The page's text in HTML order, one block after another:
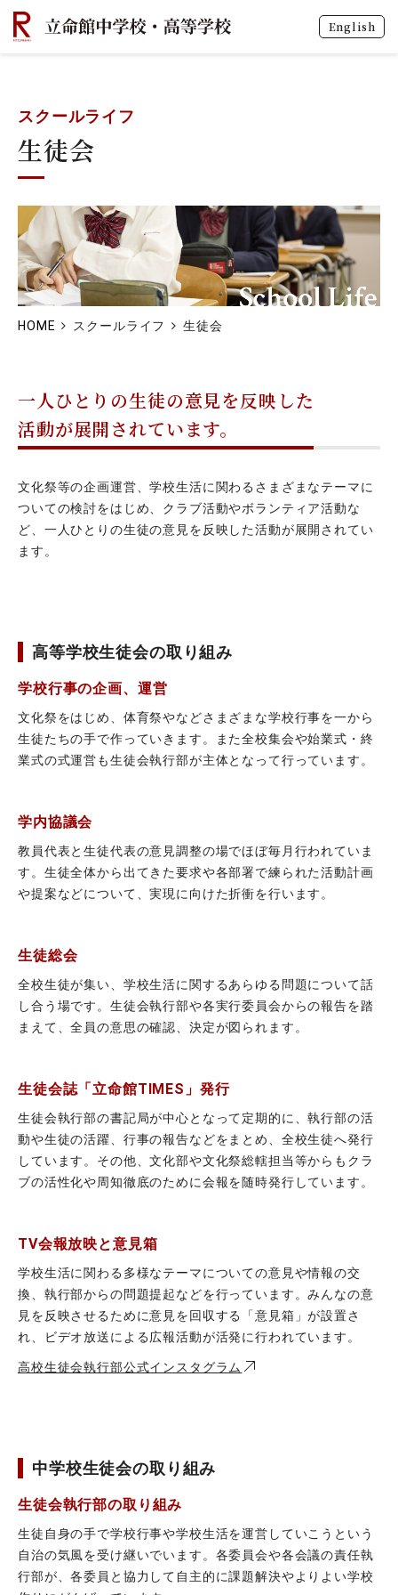
English
スクールライフ
生徒会
HOME スクールライフ 生徒会
一人ひとりの生徒の意見を反映した
活動が展開されています。
文化祭等の企画運営、学校生活に関わるさまざまなテーマに
ついての検討をはじめ、クラブ活動やボランティア活動な
ど、一人ひとりの生徒の意見を反映した活動が展開されてい
ます。
高等学校生徒会の取り組み
学校行事の企画、運営
文化祭をはじめ、体育祭やなどさまざまな学校行事を一から
生徒たちの手で作っていきます。また全校集会や始業式・終
業式の式運営も生徒会執行部が主体となって行っています。
学内協議会
教員代表と生徒代表の意見調整の場でほぼ毎月行われていま
す。生徒全体から出てきた要求や各部署で練られた活動計画
や提案などについて、実現に向けた折衝を行います。
生徒総会
全校生徒が集い、学校生活に関するあらゆる問題について話
し合う場です。生徒会執行部や各実行委員会からの報告を踏
まえて、全員の意思の確認、決定が図られます。
生徒会誌「立命館TIMES」発行
生徒会執行部の書記局が中心となって定期的に、執行部の活
動や生徒の活躍、行事の報告などをまとめ、全校生徒へ発行
しています。その他、文化部や文化祭総轄担当等からもクラ
ブの活性化や周知徹底のために会報を随時発行しています。
TV会報放映と意見箱
学校生活に関わる多様なテーマについての意見や情報の交
換、執行部からの問題提起などを行っています。みんなの意
見を反映させるために意見を回収する「意見箱」が設置さ
れ、ビデオ放送による広報活動が活発に行われています。
高校生徒会執行部公式インスタグラム
中学校生徒会の取り組み
生徒会執行部の取り組み
生徒自身の手で学校行事や学校生活を運営していこうという
自治の気風を受け継いでいます。各委員会や各会議の責任執
行部が、各委員と協力して自主的に課題解決やよりよい学校